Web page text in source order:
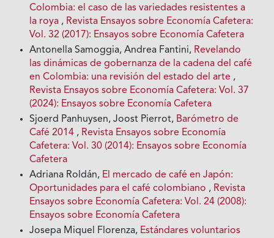
Colombia: el caso de las variedades resistentes a
la roya , Revista Ensayos sobre Economía Cafetera:
Vol. 32 (2017): Ensayos sobre Economía Cafetera
Antonella Samoggia, Andrea Fantini, Revelando
las dinámicas de gobernanza de la cadena del café
en Colombia: una revisión del estado del arte ,
Revista Ensayos sobre Economía Cafetera: Vol. 37
(2024): Ensayos sobre Economía Cafetera
Sjoerd Panhuysen, Joost Pierrot, Barómetro de
Café 2014 , Revista Ensayos sobre Economía
Cafetera: Vol. 30 (2014): Ensayos sobre Economía
Cafetera
Adriana Roldán, El mercado de café en Japón:
Oportunidades para el café colombiano , Revista
Ensayos sobre Economía Cafetera: Vol. 24 (2008):
Ensayos sobre Economía Cafetera
Josepa Miquel Florenza, Estándares voluntarios